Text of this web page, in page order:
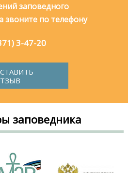
заповедного
звоните по телефону
3-47-20
заповедника